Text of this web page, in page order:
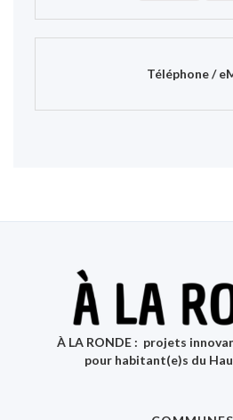
Téléphone /
À LA RONDE : projets
pour habitant(e)s du